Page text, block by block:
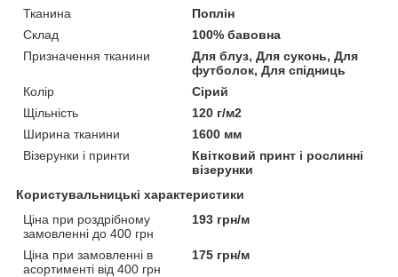
Тканина
Поплін
Склад
100% бавовна
Призначення тканини
Для блуз, Для суконь, Для
футболок, Для спідниць
Колір
Сірий
Щільність
120 г/м2
Ширина тканини
1600 мм
Візерунки і принти
Квітковий принт і рослинні
візерунки
Користувальницькі характеристики
Ціна при роздрібному
замовленні до 400 грн
193 грн/м
Ціна при замовленні в
асортименті від 400 грн
175 грн/м